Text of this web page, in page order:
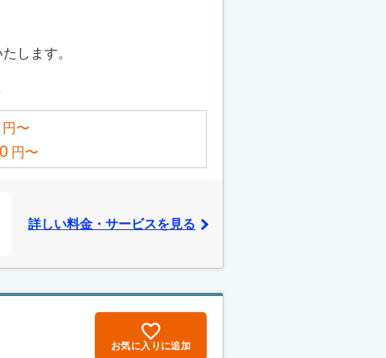
します。
円〜
円〜
詳しい料金・サービスを見る
お気に入りに追加